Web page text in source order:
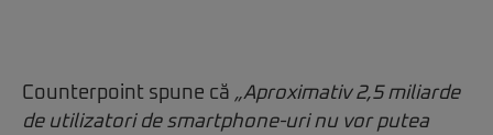
Counterpoint spune că „Aproximativ 2,5 miliarde
de utilizatori de smartphone-uri nu vor putea